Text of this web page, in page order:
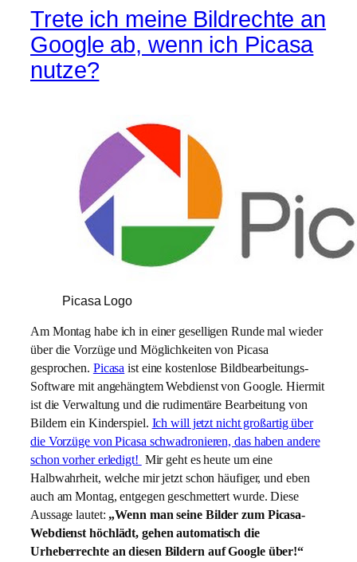
Trete ich meine Bildrechte an
Google ab, wenn ich Picasa
nutze?
Picasa Logo
Am Montag habe ich in einer geselligen Runde mal wieder
über die Vorzüge und Möglichkeiten von Picasa
gesprochen. Picasa ist eine kostenlose Bildbearbeitungs-
Software mit angehängtem Webdienst von Google. Hiermit
ist die Verwaltung und die rudimentäre Bearbeitung von
Bildern ein Kinderspiel. Ich will jetzt nicht großartig über
die Vorzüge von Picasa schwadronieren, das haben andere
schon vorher erledigt! Mir geht es heute um eine
Halbwahrheit, welche mir jetzt schon häufiger, und eben
auch am Montag, entgegen geschmettert wurde. Diese
Aussage lautet: „Wenn man seine Bilder zum Picasa-
Webdienst höchlädt, gehen automatisch die
Urheberrechte an diesen Bildern auf Google über!“